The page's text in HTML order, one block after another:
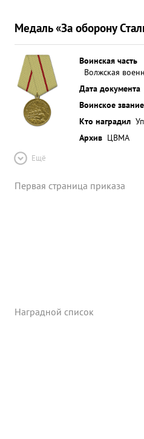
Медаль «За оборону
Воинская часть
Волжская
Дата документа
Воинское звание
Кто наградил
Архив ЦВМА
Ещё
Первая страница приказа
Наградной список